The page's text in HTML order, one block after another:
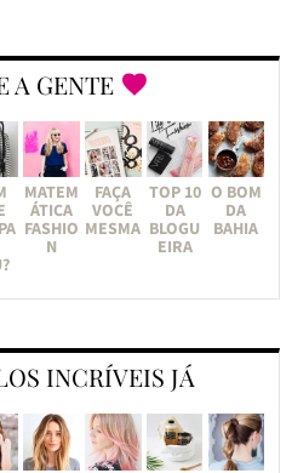
A GENTE
MATEM
ÁTICA
FASHIO
N
FAÇA
VOCÊ
MESMA
TOP 10
DA
BLOGU
EIRA
O BOM
DA
BAHIA
INCRÍVEIS JÁ